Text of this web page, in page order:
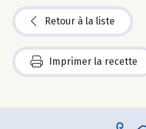
Retour à la liste
Imprimer la recette